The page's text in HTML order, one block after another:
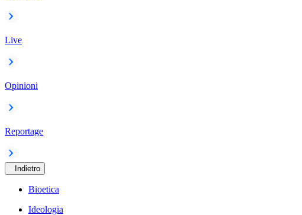
Live
Opinioni
Reportage
Indietro
Bioetica
Ideologia